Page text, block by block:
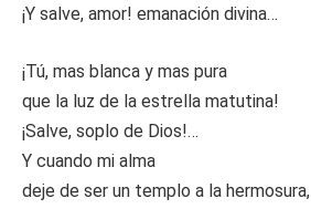
¡Y salve, amor! emanación divina…
¡Tú, mas blanca y mas pura
que la luz de la estrella matutina!
¡Salve, soplo de Dios!…
Y cuando mi alma
deje de ser un templo a la hermosura,